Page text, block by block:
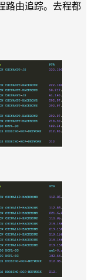
路由追踪。去程都